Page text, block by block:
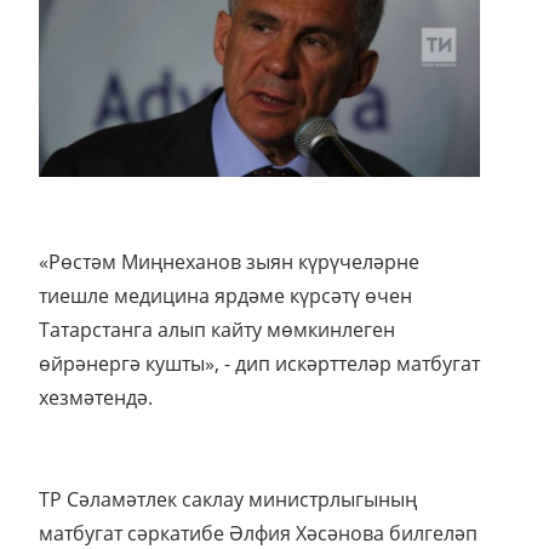
«Рөстәм Миңнеханов зыян күрүчеләрне
тиешле медицина ярдәме күрсәтү өчен
Татарстанга алып кайту мөмкинлеген
өйрәнергә кушты», - дип искәрттеләр матбугат
хезмәтендә.
ТР Сәламәтлек саклау министрлыгының
матбугат сәркатибе Әлфия Хәсәнова билгеләп